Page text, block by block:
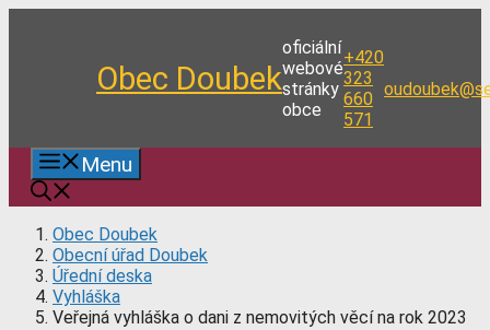
Obec Doubek
oficiální
webové
stránky
obce
+420
323
660
571
Menu
Obec Doubek
Obecní úřad Doubek
Úřední deska
Vyhláška
Veřejná vyhláška o dani z nemovitých věcí na rok 2023